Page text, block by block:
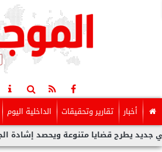
أخبار تقارير وتحقيقات الداخلية اليوم
يطرح قضايا متنوعة ويحصد إشادة الجمهور